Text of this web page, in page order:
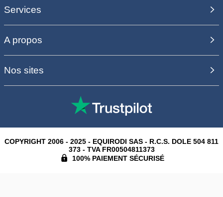
Services
A propos
Nos sites
COPYRIGHT 2006 - 2025 - EQUIRODI SAS - R.C.S. DOLE 504 811
373 - TVA FR00504811373
100% PAIEMENT SÉCURISÉ